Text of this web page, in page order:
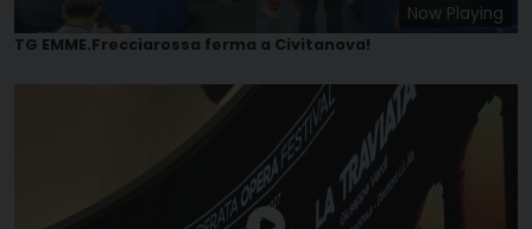
Now Playing
TG EMME.Frecciarossa ferma a Civitanova!